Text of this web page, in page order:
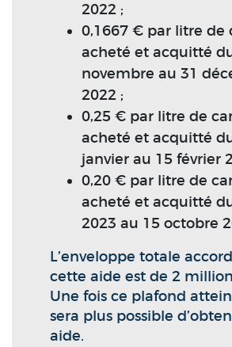
2022 ;
0,1667 € par litre de
acheté et acquitté
novembre au 31
2022 ;
0,25 € par litre de
acheté et acquitté
janvier au 15 février
0,20 € par litre de
acheté et acquitté
2023 au 15 octobre
L’enveloppe totale
cette aide est de 2
Une fois ce plafond
sera plus possible
aide.